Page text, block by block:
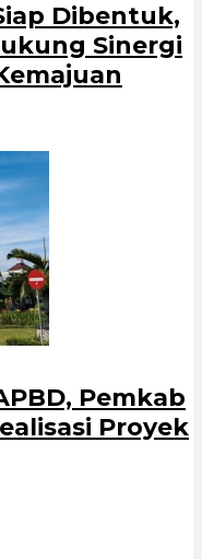
Dibentuk,
Sinergi
Pemkab
Proyek